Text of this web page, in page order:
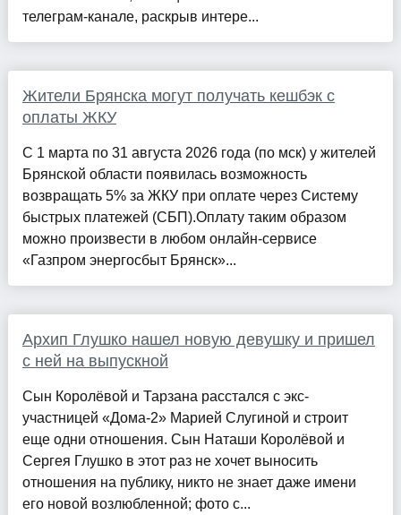
телеграм-канале, раскрыв интере...
Жители Брянска могут получать кешбэк с
оплаты ЖКУ
С 1 марта по 31 августа 2026 года (по мск) у жителей
Брянской области появилась возможность
возвращать 5% за ЖКУ при оплате через Систему
быстрых платежей (СБП).Оплату таким образом
можно произвести в любом онлайн-сервисе
«Газпром энергосбыт Брянск»...
Архип Глушко нашел новую девушку и пришел
с ней на выпускной
Сын Королёвой и Тарзана расстался с экс-
участницей «Дома-2» Марией Слугиной и строит
еще одни отношения. Сын Наташи Королёвой и
Сергея Глушко в этот раз не хочет выносить
отношения на публику, никто не знает даже имени
его новой возлюбленной; фото с...